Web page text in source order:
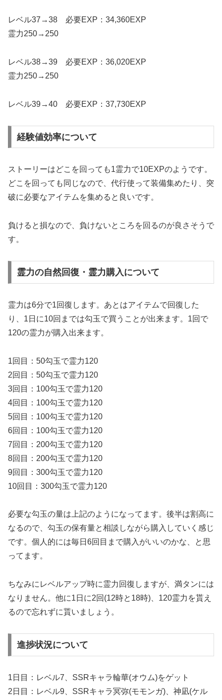
レベル37→38 必要EXP：34,360EXP
霊力250→250
レベル38→39 必要EXP：36,020EXP
霊力250→250
レベル39→40 必要EXP：37,730EXP
経験値効率について
ストーリーはどこを回っても1霊力で10EXPのようです。
どこを回っても同じなので、代行使って装備集めたり、突
破に必要なアイテムを集めると良いです。
負けると損なので、負けないところを回るのが良さそうで
す。
霊力の自然回復・霊力購入について
霊力は6分で1回復します。あとはアイテムで回復した
り、1日に10回までは勾玉で買うことが出来ます。1回で
120の霊力が購入出来ます。
1回目：50勾玉で霊力120
2回目：50勾玉で霊力120
3回目：100勾玉で霊力120
4回目：100勾玉で霊力120
5回目：100勾玉で霊力120
6回目：100勾玉で霊力120
7回目：200勾玉で霊力120
8回目：200勾玉で霊力120
9回目：300勾玉で霊力120
10回目：300勾玉で霊力120
必要な勾玉の量は上記のようになってます。後半は割高に
なるので、勾玉の保有量と相談しながら購入していく感じ
です。個人的には毎日6回目まで購入がいいのかな、と思
ってます。
ちなみにレベルアップ時に霊力回復しますが、満タンには
なりません。他に1日に2回(12時と18時)、120霊力を貰え
るので忘れずに貰いましょう。
進捗状況について
1日目：レベル7、SSRキャラ輪華(オウム)をゲット
2日目：レベル9、SSRキャラ冥弥(モモンガ)、神凪(ケル